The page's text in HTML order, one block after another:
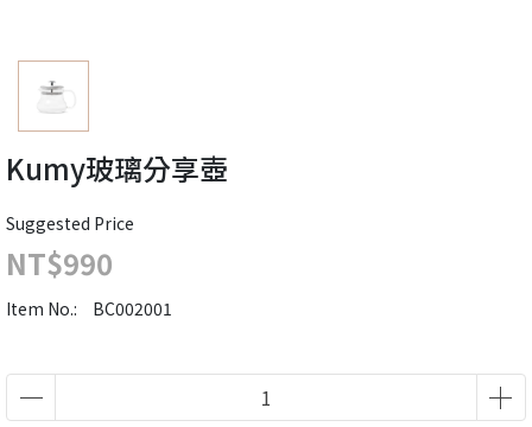
Kumy玻璃分享壺
Suggested Price
NT$990
Item No.: BC002001